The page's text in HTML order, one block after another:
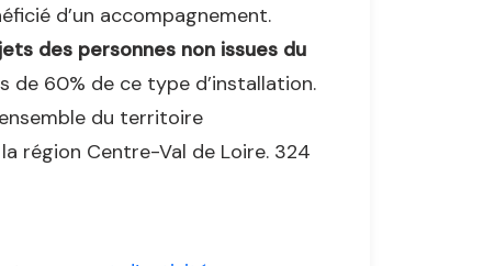
d’un accompagnement.
des personnes non issues du
de 60% de ce type d’installation.
du territoire
région Centre-Val de Loire. 324